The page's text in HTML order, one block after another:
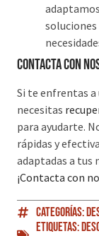
soluciones
Contacta con
Si te enfrentas a
necesitas
para ayudarte.
rápidas y
adaptadas a tus
¡Contacta con
Categorías:
Etiquetas: